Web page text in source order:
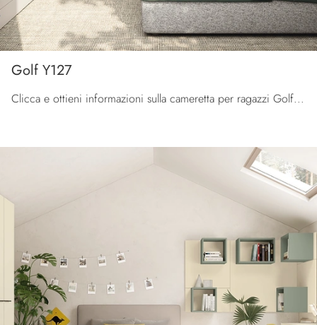
Golf Y127
Clicca e ottieni informazioni sulla cameretta per ragazzi Golf Y127! Le Camerette su misura Colombini Casa ti attendono.